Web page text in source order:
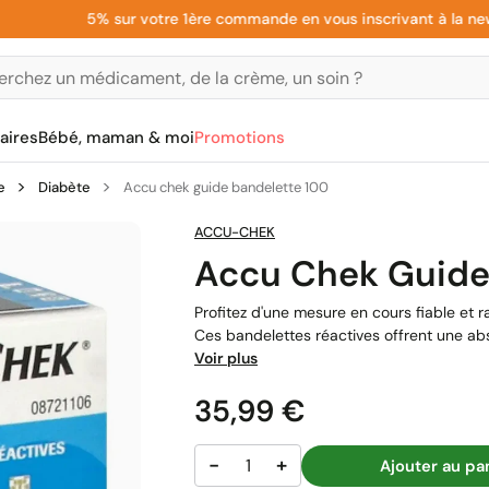
5% sur votre 1ère commande en vous inscrivant à la
Bébé, maman & moiPromotions
Diabète Accu chek guide bandelette 100
ACCU-CHEK
Accu Chek
Profitez d'une mesure en cours fiable et
Ces bandelettes réactives offrent une
Voir plus
Prix
35,99 €
− + Ajouter au